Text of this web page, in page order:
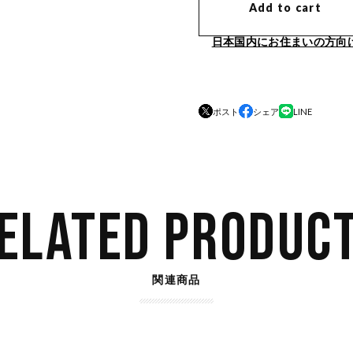
Add to cart
日本国内にお住まいの方向
ポスト シェア LINE
関連商品